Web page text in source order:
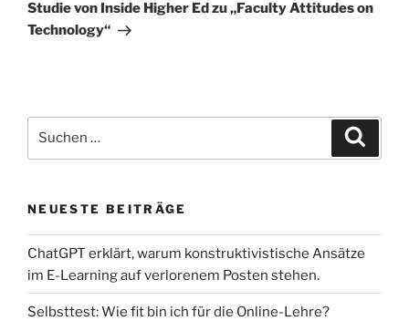
Studie von Inside Higher Ed zu „Faculty Attitudes on
Technology“
nach:
NEUESTE BEITRÄGE
ChatGPT erklärt, warum konstruktivistische Ansätze
im E-Learning auf verlorenem Posten stehen.
Selbsttest: Wie fit bin ich für die Online-Lehre?